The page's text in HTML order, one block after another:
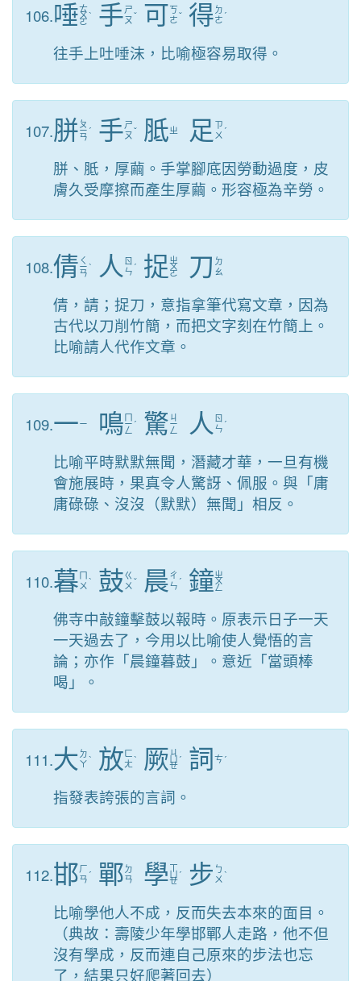
106.唾ㄊ
ㄨ
ㄛ
ˋ 手ㄕ
ㄡˇ 可ㄎ
ㄜˇ 得 ㄉ
ㄜ ˊ
往手上吐唾沫，比喻極容易取得。
107.胼 ㄆ
ㄧ
ㄢ
ˊ 手ㄕ
ㄡˇ 胝ㄓ 足 ㄗ
ㄨ ˊ
胼、胝，厚繭。手掌腳底因勞動過度，皮
膚久受摩擦而產生厚繭。形容極為辛勞。
108.倩 ㄑ
ㄧ
ㄢ
ˋ 人 ㄖ
ㄣ ˊ 捉 ㄓ
ㄨ
ㄛ 刀 ㄉ
ㄠ
倩，請；捉刀，意指拿筆代寫文章，因為
古代以刀削竹簡，而把文字刻在竹簡上。
比喻請人代作文章。
109.一ㄧ 鳴 ㄇ
ㄧ
ㄥ
ˊ 驚 ㄐ
ㄧ
ㄥ 人 ㄖ
ㄣ ˊ
比喻平時默默無聞，潛藏才華，一旦有機
會施展時，果真令人驚訝、佩服。與「庸
庸碌碌、沒沒（默默）無聞」相反。
110.暮 ㄇ
ㄨ ˋ 鼓ㄍ
ㄨ ˇ 晨ㄔ
ㄣ ˊ 鐘ㄓ
ㄨ
ㄥ
佛寺中敲鐘擊鼓以報時。原表示日子一天
一天過去了，今用以比喻使人覺悟的言
論；亦作「晨鐘暮鼓」。意近「當頭棒
喝」。
111.大 ㄉ
ㄚˋ 放 ㄈ
ㄤˋ 厥 ㄐ
ㄩ
ㄝ
ˊ 詞 ㄘˊ
指發表誇張的言詞。
112.邯ㄏ
ㄢ ˊ 鄲 ㄉ
ㄢ
學ㄒ
ㄩ
ㄝ
ˊ 步 ㄅ
ㄨ ˋ
比喻學他人不成，反而失去本來的面目。
（典故：壽陵少年學邯鄲人走路，他不但
沒有學成，反而連自己原來的步法也忘
了，結果只好爬著回去）